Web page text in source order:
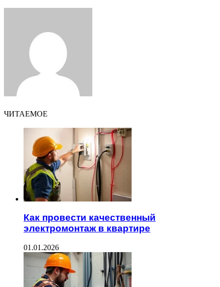
ЧИТАЕМОЕ
Как провести качественный
электромонтаж в квартире
01.01.2026